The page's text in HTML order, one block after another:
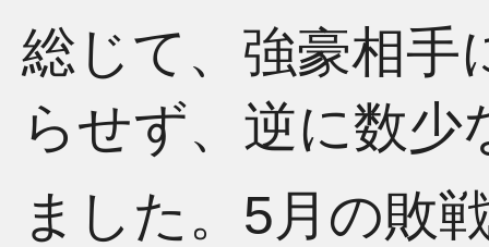
総じて、強豪相手
らせず、逆に数
ました。5月の敗